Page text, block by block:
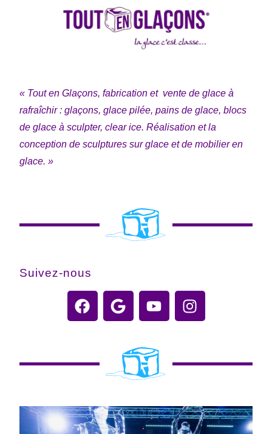
« Tout en Glaçons, fabrication et vente de glace à
rafraîchir : glaçons, glace pilée, pains de glace, blocs
de glace à sculpter, clear ice. Réalisation et la
conception de sculptures sur glace et de mobilier en
glace. »
Suivez-nous